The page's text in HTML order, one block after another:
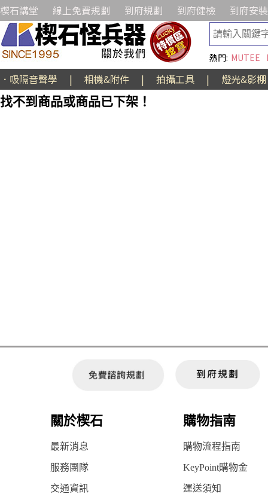
楔石講堂 線上免費規劃 到府規劃 到府健檢 到府安裝
熱門: MUTEE
．吸隔音聲學 | 相機&附件 | 拍攝工具 |
燈光&影棚
找不到商品或商品已下架！
關於楔石 購物指南
最新消息 購物流程指南
服務團隊 KeyPoint購物金
交通資訊 運送須知